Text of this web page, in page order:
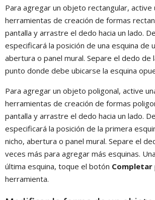
Para agregar un objeto rectangular, active
herramientas de creación de formas
pantalla y arrastre el dedo hacia un lado.
especificará la posición de una esquina de
abertura o panel mural. Separe el dedo de
punto donde debe ubicarse la esquina
Para agregar un objeto poligonal, active
herramientas de creación de formas
pantalla y arrastre el dedo hacia un lado.
especificará la posición de la primera
nicho, abertura o panel mural. Separe el
veces más para agregar más esquinas.
última esquina, toque el botón Completar
herramienta.